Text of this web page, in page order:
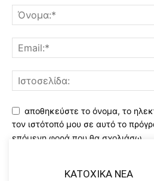
αποθηκεύστε το όνομα, το
τον ιστότοπό μου σε αυτό το
επόμενη φορά που θα σχολιάσω.
Χρησιμοποιώντας αυτό το
αποθήκευση και χειρισμό των
KATOXIKA NEA